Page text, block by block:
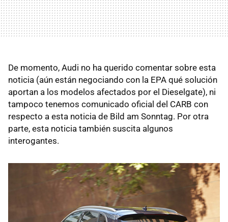
De momento, Audi no ha querido comentar sobre esta
noticia (aún están negociando con la EPA qué solución
aportan a los modelos afectados por el Dieselgate), ni
tampoco tenemos comunicado oficial del CARB con
respecto a esta noticia de Bild am Sonntag. Por otra
parte, esta noticia también suscita algunos
interogantes.